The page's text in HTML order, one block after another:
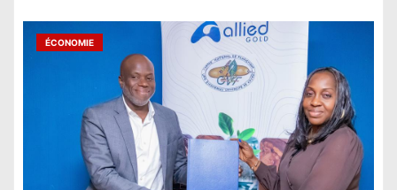
ÉCONOMIE